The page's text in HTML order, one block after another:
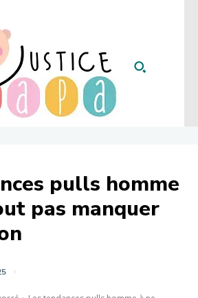
pulls homme
pas manquer